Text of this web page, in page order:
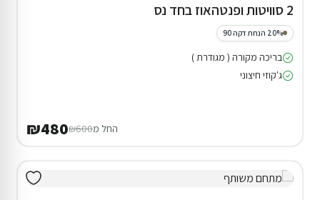
2 סוויטות ופנטהאוז בחד נס
20% הנחת דקה 90
בריכה מקורה ( מגודרת )
ג'קוזי חיצוני
החל מ₪600
₪480